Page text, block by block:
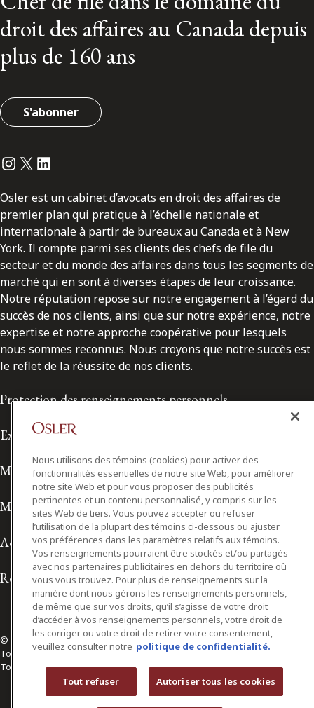
droit des affaires au Canada depuis
plus de 160 ans
S'abonner
Instagram
Twitter
LinkedIn
Osler est un cabinet d’avocats en droit des affaires de
premier plan qui pratique à l’échelle nationale et
internationale à partir de bureaux au Canada et à New
York. Il compte parmi ses clients des chefs de file du
secteur et du monde des affaires dans tous les segments de
marché qui en sont à diverses étapes de leur croissance.
Notre réputation repose sur notre engagement à l’égard du
succès de nos clients, ainsi que sur notre expérience, notre
expertise et notre approche coopérative pour lesquels
nous sommes reconnus. Nous croyons que notre succès est
le reflet de la réussite de nos clients.
Protection des renseignements personnels
Exonération de responsabilité
Modalités de prestation de services
Modalités d'utilisation
Accessibilité
Relations avec les médias
© 2026 Osler, Hoskin & Harcourt S.E.N.C.R.L./s.r.l.
Tous droits réservés
Toronto | Montréal | Calgary | Vancouver | Ottawa | New York
Nous utilisons des témoins (cookies) pour activer des
fonctionnalités essentielles de notre site Web, pour améliorer
notre site Web et pour vous proposer des publicités
pertinentes et un contenu personnalisé, y compris sur les
sites Web de tiers. Vous pouvez accepter ou refuser
l’utilisation de la plupart des témoins ci-dessous ou ajuster
vos préférences dans les paramètres relatifs aux témoins.
Vos renseignements pourraient être stockés et/ou partagés
avec nos partenaires publicitaires en dehors du territoire où
vous vous trouvez. Pour plus de renseignements sur la
manière dont nous gérons les renseignements personnels,
de même que sur vos droits, qu’il s’agisse de votre droit
d’accéder à vos renseignements personnels, votre droit de
les corriger ou votre droit de retirer votre consentement,
veuillez consulter notre politique de confidentialité.
Tout refuser Autoriser tous les cookies